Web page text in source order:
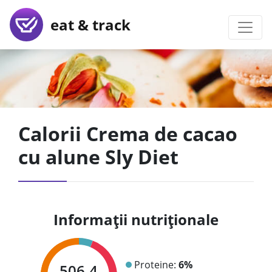
eat & track
Calorii Crema de cacao
cu alune Sly Diet
Informații nutriționale
Proteine: 6%